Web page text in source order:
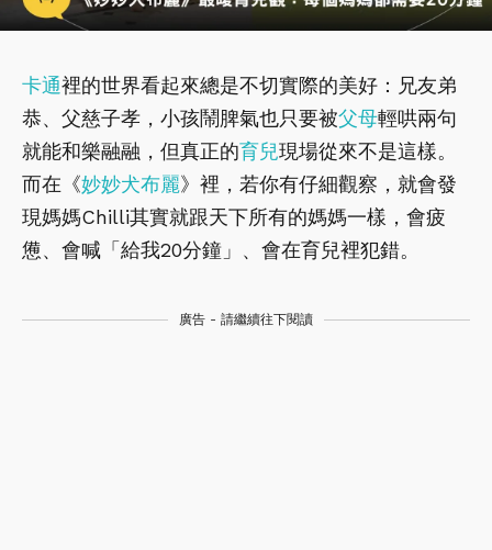
卡通裡的世界看起來總是不切實際的美好：兄友弟
恭、父慈子孝，小孩鬧脾氣也只要被父母輕哄兩句
就能和樂融融，但真正的育兒現場從來不是這樣。
而在《妙妙犬布麗》裡，若你有仔細觀察，就會發
現媽媽Chilli其實就跟天下所有的媽媽一樣，會疲
憊、會喊「給我20分鐘」、會在育兒裡犯錯。
廣告 - 請繼續往下閱讀